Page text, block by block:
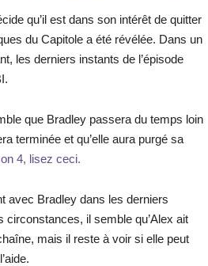
qu’il est dans son intérêt de quitter
du Capitole a été révélée. Dans un
les derniers instants de l’épisode
que Bradley passera du temps loin
terminée et qu’elle aura purgé sa
4, lisez ceci.
avec Bradley dans les derniers
circonstances, il semble qu’Alex ait
mais il reste à voir si elle peut